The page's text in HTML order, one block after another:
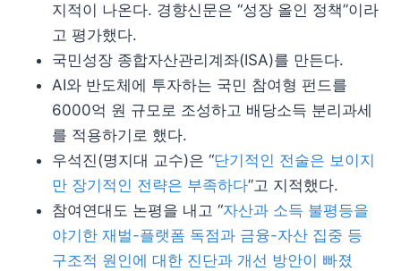
지적이 나온다. 경향신문은 “성장 올인 정책”이라
고 평가했다.
국민성장 종합자산관리계좌(ISA)를 만든다.
AI와 반도체에 투자하는 국민 참여형 펀드를
6000억 원 규모로 조성하고 배당소득 분리과세
를 적용하기로 했다.
우석진(명지대 교수)은 “단기적인 전술은 보이지
만 장기적인 전략은 부족하다”고 지적했다.
참여연대도 논평을 내고 “자산과 소득 불평등을
야기한 재벌-플랫폼 독점과 금융-자산 집중 등
구조적 원인에 대한 진단과 개선 방안이 빠졌